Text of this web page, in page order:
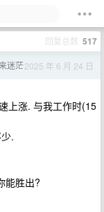
回复总数 517
迷茫2025 年 6 月 24 日
上涨. 与我工作时(15
.
能胜出?